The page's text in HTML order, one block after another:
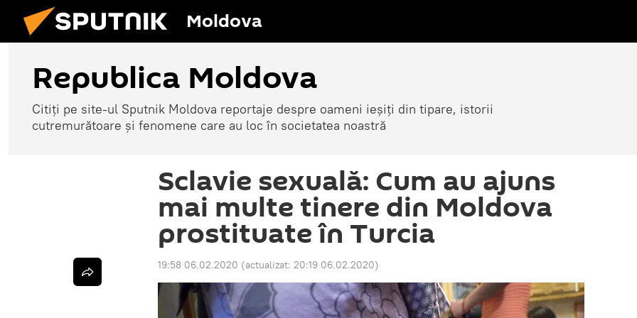
Moldova
Republica Moldova
Citiți pe site-ul Sputnik Moldova reportaje despre oameni ieșiți din tipare, istorii
cutremurătoare și fenomene care au loc în societatea noastră
Sclavie sexuală: Cum au ajuns
mai multe tinere din Moldova
prostituate în Turcia
19:58 06.02.2020 (actualizat: 20:19 06.02.2020)